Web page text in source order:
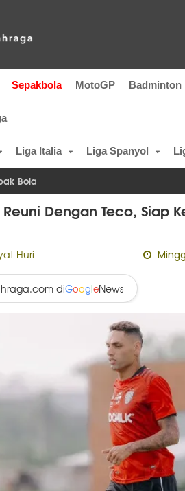
Sepakbola MotoGP Badminton
Liga Italia Liga Spanyol
Bola
Dengan Teco, Siap
Huri
diGoogleNews